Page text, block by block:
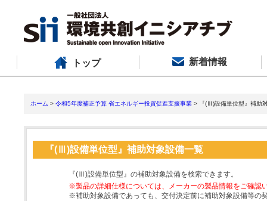
トップ 新着情報
ホーム > 令和5年度補正予算 省エネルギー投資促進支援事業 > 『(Ⅲ)設備単位型』補助
『(Ⅲ)設備単位型』補助対象設備一覧
『(Ⅲ)設備単位型』の補助対象設備を検索できます。
※製品の詳細仕様については、メーカーの製品情報をご確認
※補助対象設備であっても、交付決定前に補助対象設備等の